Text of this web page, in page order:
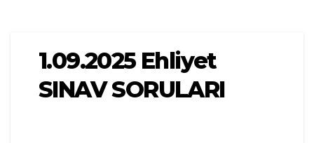
1.09.2025 Ehliyet
SINAV SORULARI